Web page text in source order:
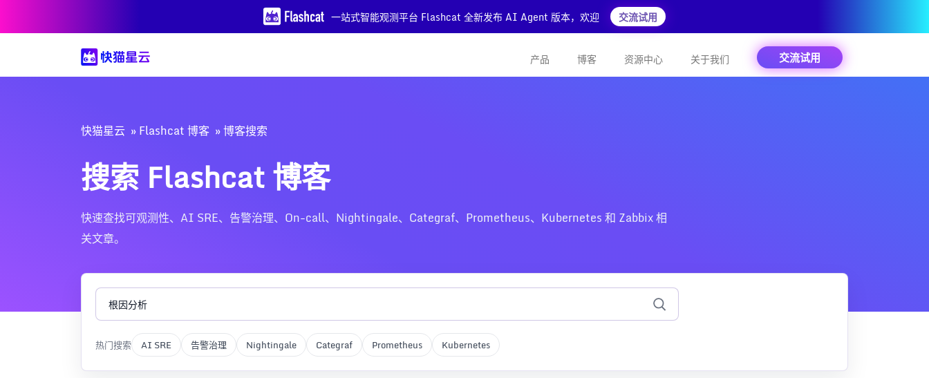
一站式智能观测平台 Flashcat 全新发布 AI Agent 版本，欢迎 交流试用
产品 博客 资源中心 关于我们 交流试用
快猫星云 Flashcat 博客 博客搜索
搜索 Flashcat 博客
快速查找可观测性、AI SRE、告警治理、On-call、Nightingale、Categraf、Prometheus、Kubernetes 和 Zabbix 相
关文章。
热门搜索 AI SRE 告警治理 Nightingale Categraf Prometheus Kubernetes